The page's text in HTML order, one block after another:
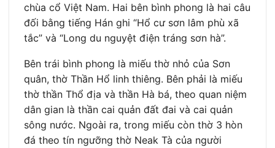
chùa cổ Việt Nam. Hai bên bình phong là hai câu
đối bằng tiếng Hán ghi “Hổ cư sơn lâm phù xã
tắc” và “Long du nguyệt điện tráng sơn hà”.
Bên trái bình phong là miếu thờ nhỏ của Sơn
quân, thờ Thần Hổ linh thiêng. Bên phải là miếu
thờ thần Thổ địa và thần Hà bá, theo quan niệm
dân gian là thần cai quản đất đai và cai quản
sông nước. Ngoài ra, trong miếu còn thờ 3 hòn
đá theo tín ngưỡng thờ Neak Tà của người